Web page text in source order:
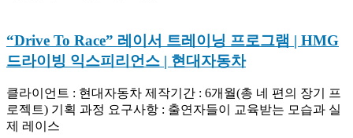
“Drive To Race” 레이서 트레이닝 프로그램 | HMG
드라이빙 익스피리언스 | 현대자동차
클라이언트 : 현대자동차 제작기간 : 6개월(총 네 편의 장기 프
로젝트) 기획 과정 요구사항 : 출연자들이 교육받는 모습과 실
제 레이스